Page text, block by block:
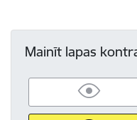
Mainīt lapas